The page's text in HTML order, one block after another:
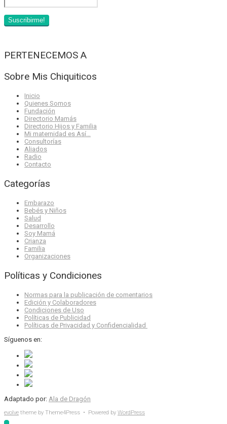
PERTENECEMOS A
Sobre Mis Chiquiticos
Inicio
Quienes Somos
Fundación
Directorio Mamás
Directorio Hijos y Familia
Mi maternidad es Así…
Consultorías
Aliados
Radio
Contacto
Categorías
Embarazo
Bebés y Niños
Salud
Desarrollo
Soy Mamá
Crianza
Familia
Organizaciones
Políticas y Condiciones
Normas para la publicación de comentarios
Edición y Colaboradores
Condiciones de Uso
Políticas de Publicidad
Políticas de Privacidad y Confidencialidad
Síguenos en:
Adaptado por: Ala de Dragón
evolve theme by Theme4Press • Powered by WordPress